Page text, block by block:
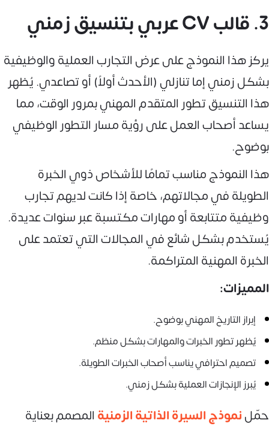
3. قالب CV عربي بتنسيق زمني
يركز هذا النموذج على عرض التجارب العملية والوظيفية
بشكل زمني إما تنازلي (الأحدث أولاً) أو تصاعدي. يُظهر
هذا التنسيق تطور المتقدم المهني بمرور الوقت، مما
يساعد أصحاب العمل على رؤية مسار التطور الوظيفي
بوضوح.
هذا النموذج مناسب تمامًا للأشخاص ذوي الخبرة
الطويلة في مجالاتهم، خاصة إذا كانت لديهم تجارب
وظيفية متتابعة أو مهارات مكتسبة عبر سنوات عديدة.
يُستخدم بشكل شائع في المجالات التي تعتمد على
الخبرة المهنية المتراكمة.
المميزات:
إبراز التاريخ المهني بوضوح.
يُظهر تطور الخبرات والمهارات بشكل منظم.
تصميم احترافي يناسب أصحاب الخبرات الطويلة.
يُبرز الإنجازات العملية بشكل زمني.
حمّلنموذج السيرة الذاتية الزمنية المصمم بعناية